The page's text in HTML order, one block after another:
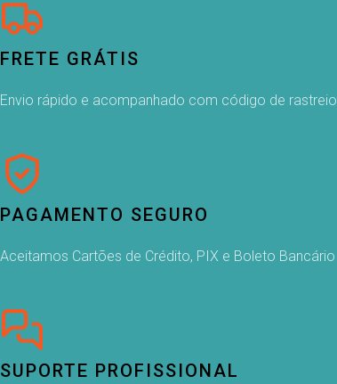
FRETE GRÁTIS
Envio rápido e acompanhado com código de rastreio
PAGAMENTO SEGURO
Aceitamos Cartões de Crédito, PIX e Boleto Bancário
SUPORTE PROFISSIONAL